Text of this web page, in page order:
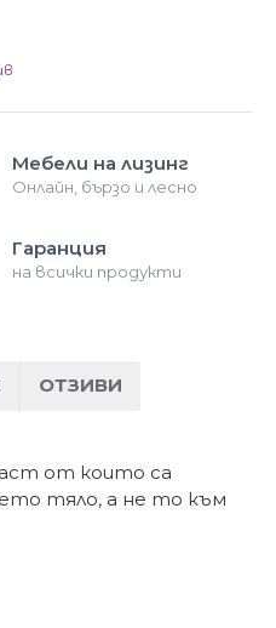
Мебели на лизинг
Онлайн, бързо и лесно
Гаранция
на всички продукти
ОТЗИВИ
от които са
тяло, а не то към